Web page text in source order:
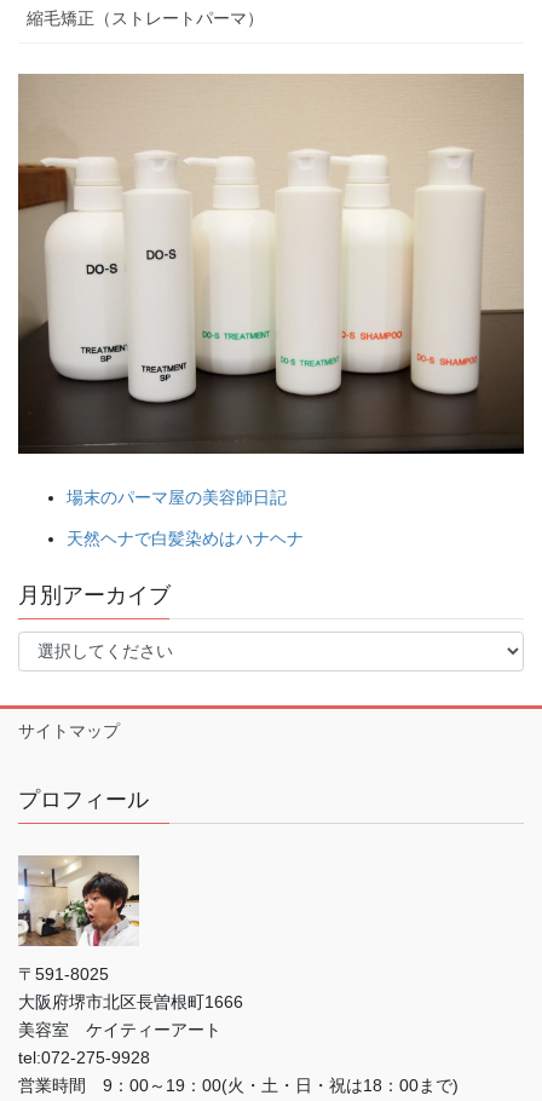
縮毛矯正（ストレートパーマ）
場末のパーマ屋の美容師日記
天然ヘナで白髪染めはハナヘナ
月別アーカイブ
サイトマップ
プロフィール
〒591-8025
大阪府堺市北区長曽根町1666
美容室 ケイティーアート
tel:072-275-9928
営業時間 9：00～19：00(火・土・日・祝は18：00まで)